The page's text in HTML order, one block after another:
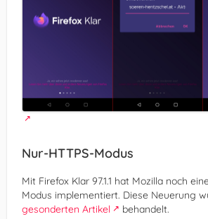
Nur-HTTPS-Modus
Mit Firefox Klar 97.1.1 hat Mozilla noch
Modus implementiert. Diese Neuerung
gesonderten Artikel
behandelt.